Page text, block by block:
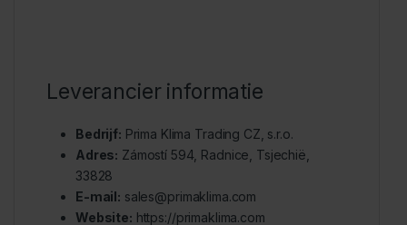
Leverancier informatie
Bedrijf: Prima Klima Trading CZ, s.r.o.
Adres: Zámostí 594, Radnice, Tsjechië,
33828
E-mail: sales@primaklima.com
Website: https://primaklima.com